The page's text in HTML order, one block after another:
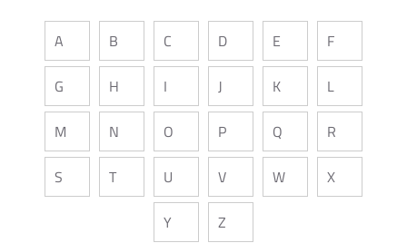
A B C D E F
G H I J K L
M N O P Q R
S T U V W X
Y Z